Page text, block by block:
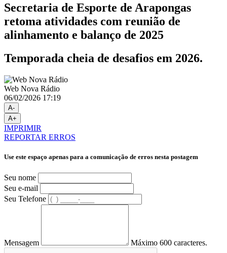
Secretaria de Esporte de Arapongas
retoma atividades com reunião de
alinhamento e balanço de 2025
Temporada cheia de desafios em 2026.
Web Nova Rádio
06/02/2026 17:19
A-
A+
IMPRIMIR
REPORTAR ERROS
Use este espaço apenas para a comunicação de erros nesta postagem
Seu nome
Seu e-mail
Seu Telefone
Mensagem Máximo 600 caracteres.